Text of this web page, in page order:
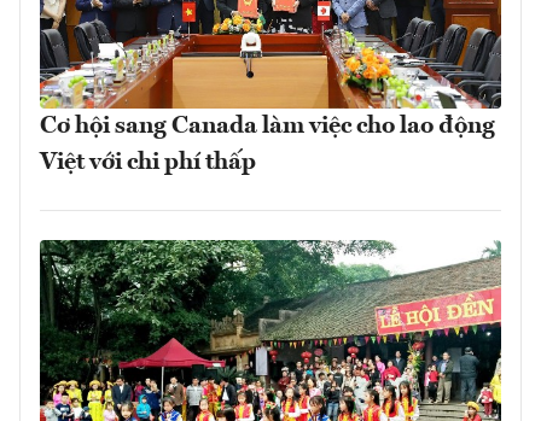
Cơ hội sang Canada làm việc cho lao động
Việt với chi phí thấp